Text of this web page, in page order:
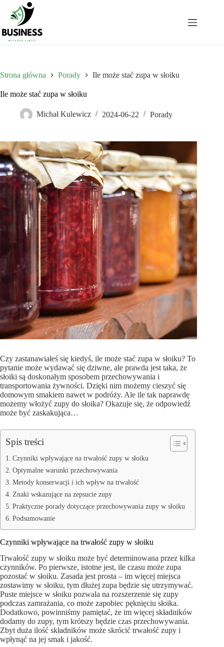
Przejdź
treści
Strona główna Porady Ile może stać zupa w słoiku
Ile może stać zupa w słoiku
Michał Kulewicz 2024-06-22 Porady
Czy zastanawiałeś się kiedyś, ile może stać zupa w słoiku? To
pytanie może wydawać się dziwne, ale prawda jest taka, że
słoiki są doskonałym sposobem przechowywania i
transportowania żywności. Dzięki nim możemy cieszyć się
domowym smakiem nawet w podróży. Ale ile tak naprawdę
możemy włożyć zupy do słoika? Okazuje się, że odpowiedź
może być zaskakująca…
Spis treści
Czynniki wpływające na trwałość zupy w słoiku
Optymalne warunki przechowywania
Metody konserwacji i ich wpływ na trwałość
Znaki wskazujące na zepsucie zupy
Praktyczne porady dotyczące przechowywania zupy w słoiku
Podsumowanie
Czynniki wpływające na trwałość zupy w słoiku
Trwałość zupy w słoiku może być determinowana przez kilka
czynników. Po pierwsze, istotne jest, ile czasu może zupa
pozostać w słoiku. Zasada jest prosta – im więcej miejsca
zostawimy w słoiku, tym dłużej zupa będzie się utrzymywać.
Puste miejsce w słoiku pozwala na rozszerzenie się zupy
podczas zamrażania, co może zapobiec pęknięciu słoika.
Dodatkowo, powinniśmy pamiętać, że im więcej składników
dodamy do zupy, tym krótszy będzie czas przechowywania.
Zbyt duża ilość składników może skrócić trwałość zupy i
wpłynąć na jej smak i jakość.